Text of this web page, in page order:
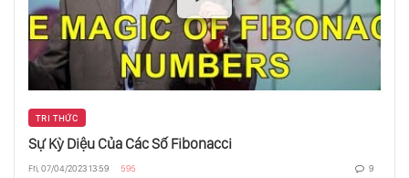
Nghịch Lý Của Sự Lựa Chọn
Làm Thế Nào Để Thoát Khỏi Thung Lũng
Chết Của Giáo Dục
TRI THỨC
Sự Kỳ Diệu Của Các Số Fibonacci
Fri, 07/04/2023 13:59 595 9